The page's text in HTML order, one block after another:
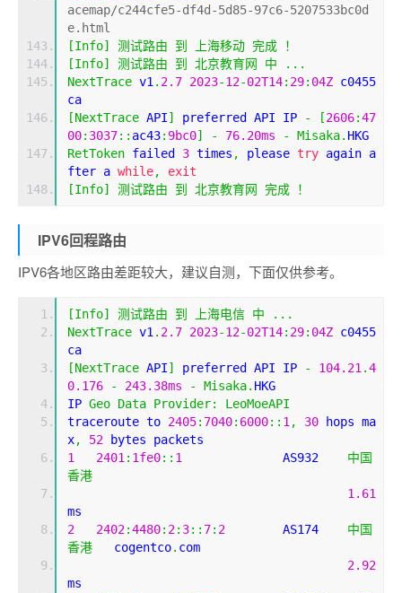
acemap/c244cfe5-df4d-5d85-97c6-5207533bc0d
e.html
[Info] 测试路由 到 上海移动 完成
！
[Info] 测试路由 到 北京教育网 中
...
NextTrace v1. 2.7 2023-12-02T14: 29: 04Z c0455
ca
[NextTrace API] preferred API IP - [2606:47
00: 3037:: ac43: 9bc0] - 76.20ms - Misaka. HKG
RetToken failed 3 times , please try again a
fter a while,
exit
[Info] 测试路由 到 北京教育网 完成 ！
IPV6回程路由
IPV6各地区路由差距较大，建议自测，下面仅供参考。
[Info] 测试路由 到 上海电信 中
...
NextTrace v1. 2.7 2023-12-02T14: 29: 04Z c0455
ca
[NextTrace API] preferred API IP - 104.21.4
0.176
- 243.38ms - Misaka. HKG
IP Geo Data Provider:
LeoMoeAPI
traceroute to 2405: 7040: 6000:: 1, 30 hops ma
x, 52 bytes packets
1
2401: 1fe0:: 1
              AS932
中国
香港
1.61
ms
2
2402:4480: 2: 3:: 7: 2
        AS174
中国
香港
   cogentco
. com
2.92
ms